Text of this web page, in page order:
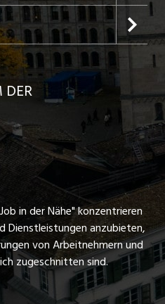
DER
in der Nähe" konzentrieren
Dienstleistungen anzubieten,
von Arbeitnehmern und
zugeschnitten sind.